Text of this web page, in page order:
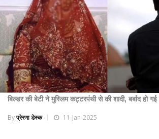
बिल्डर की बेटी ने मुस्लिम कट्टरपंथी से की शादी, बर्बाद हो गई
Byप्रेरणा डेस्क 11-Jan-2025